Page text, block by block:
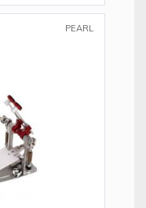
PEARL